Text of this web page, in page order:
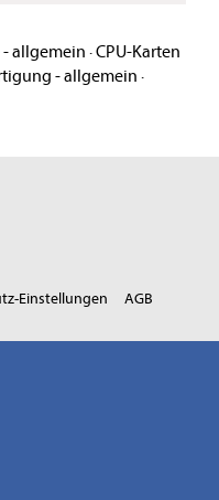
- allgemein ·CPU-Karten
- allgemein ·
Einstellungen AGB